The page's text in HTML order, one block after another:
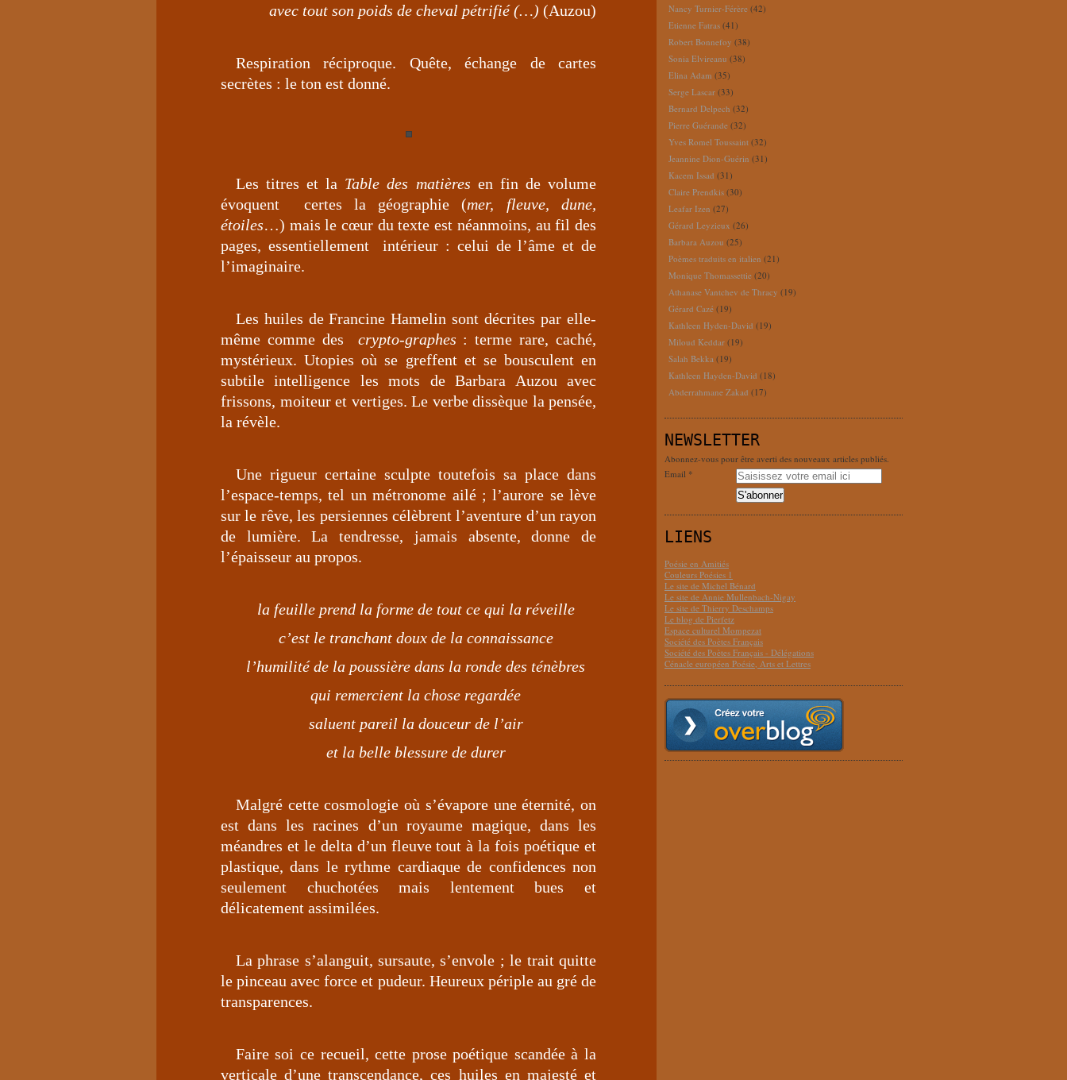
avec tout son poids de cheval pétrifié (…) (Auzou)
Respiration réciproque. Quête, échange de cartes
secrètes : le ton est donné.
Les titres et la Table des matières en fin de volume
évoquent certes la géographie (mer, fleuve, dune,
étoiles…) mais le cœur du texte est néanmoins, au fil des
pages, essentiellement intérieur : celui de l’âme et de
l’imaginaire.
Les huiles de Francine Hamelin sont décrites par elle-
même comme des crypto-graphes : terme rare, caché,
mystérieux. Utopies où se greffent et se bousculent en
subtile intelligence les mots de Barbara Auzou avec
frissons, moiteur et vertiges. Le verbe dissèque la pensée,
la révèle.
Une rigueur certaine sculpte toutefois sa place dans
l’espace-temps, tel un métronome ailé ; l’aurore se lève
sur le rêve, les persiennes célèbrent l’aventure d’un rayon
de lumière. La tendresse, jamais absente, donne de
l’épaisseur au propos.
la feuille prend la forme de tout ce qui la réveille
c’est le tranchant doux de la connaissance
l’humilité de la poussière dans la ronde des ténèbres
qui remercient la chose regardée
saluent pareil la douceur de l’air
et la belle blessure de durer
Malgré cette cosmologie où s’évapore une éternité, on
est dans les racines d’un royaume magique, dans les
méandres et le delta d’un fleuve tout à la fois poétique et
plastique, dans le rythme cardiaque de confidences non
seulement chuchotées mais lentement bues et
délicatement assimilées.
La phrase s’alanguit, sursaute, s’envole ; le trait quitte
le pinceau avec force et pudeur. Heureux périple au gré de
transparences.
Faire soi ce recueil, cette prose poétique scandée à la
verticale d’une transcendance, ces huiles en majesté et
Nancy Turnier-Férère (42)
Etienne Fatras (41)
Robert Bonnefoy (38)
Sonia Elvireanu (38)
Elina Adam (35)
Serge Lascar (33)
Bernard Delpech (32)
Pierre Guérande (32)
Yves Romel Toussaint (32)
Jeannine Dion-Guérin (31)
Kacem Issad (31)
Claire Prendkis (30)
Leafar Izen (27)
Gérard Leyzieux (26)
Barbara Auzou (25)
Poèmes traduits en italien (21)
Monique Thomassettie (20)
Athanase Vantchev de Thracy (19)
Gérard Cazé (19)
Kathleen Hyden-David (19)
Miloud Keddar (19)
Salah Bekka (19)
Kathleen Hayden-David (18)
Abderrahmane Zakad (17)
NEWSLETTER
Abonnez-vous pour être averti des nouveaux articles publiés.
Email
LIENS
Poésie en Amitiés
Couleurs Poésies 1
Le site de Michel Bénard
Le site de Annie Mullenbach-Nigay
Le site de Thierry Deschamps
Le blog de Pierfetz
Espace culturel Mompezat
Société des Poètes Français
Société des Poètes Français - Délégations
Cénacle européen Poésie, Arts et Lettres